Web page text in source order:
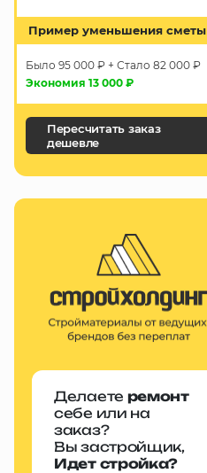
Пример уменьшения сметы
Было 95 000 ₽ + Стало 82 000 ₽
Экономия 13 000 ₽
Пересчитать заказ
дешевле
Делаете ремонт
себе или на
заказ?
Вы застройщик,
Идет стройка?